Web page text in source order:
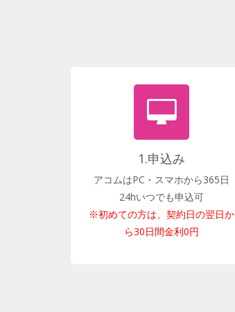
1.申込み
アコムはPC・スマホから365日
24hいつでも申込可
※初めての方は、契約日の翌日か
ら30日間金利0円